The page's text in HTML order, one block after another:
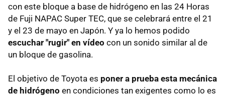
con este bloque a base de hidrógeno en las 24 Horas
de Fuji NAPAC Super TEC, que se celebrará entre el 21
y el 23 de mayo en Japón. Y ya lo hemos podido
escuchar "rugir" en vídeo con un sonido similar al de
un bloque de gasolina.
El objetivo de Toyota es poner a prueba esta mecánica
de hidrógeno en condiciones tan exigentes como lo es